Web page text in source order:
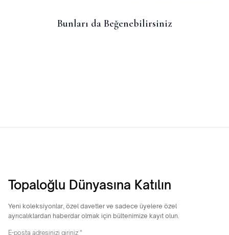
Bunları da Beğenebilirsiniz
Topaloğlu Dünyasına Katılın
Yeni koleksiyonlar, özel davetler ve sadece üyelere özel
ayrıcalıklardan haberdar olmak için bültenimize kayıt olun.